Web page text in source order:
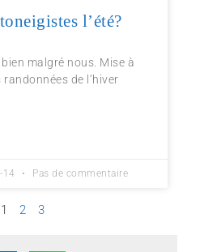
l’été?
malgré nous. Mise à
de l’hiver
14 Pas de commentaire
1 2 3